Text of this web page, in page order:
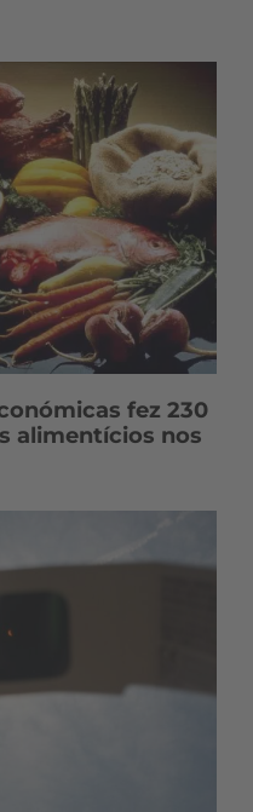
fez 230
alimentícios nos